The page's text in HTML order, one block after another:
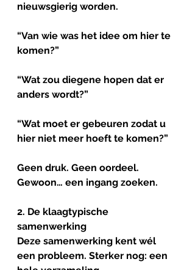
nieuwsgierig worden.
“Van wie was het idee om hier te
komen?”
“Wat zou diegene hopen dat er
anders wordt?”
“Wat moet er gebeuren zodat u
hier niet meer hoeft te komen?”
Geen druk. Geen oordeel.
Gewoon… een ingang zoeken.
2. De klaagtypische
samenwerking
Deze samenwerking kent wél
een probleem. Sterker nog: een